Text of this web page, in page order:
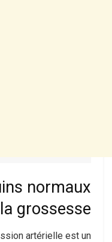
normaux
grossesse
artérielle est un